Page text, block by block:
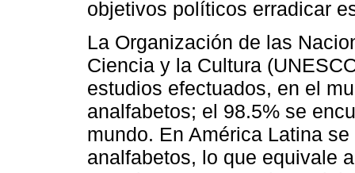
objetivos políticos erradicar
La Organización de las
Ciencia y la Cultura
estudios efectuados, en el
analfabetos; el 98.5% se
mundo. En América Latina
analfabetos, lo que equivale